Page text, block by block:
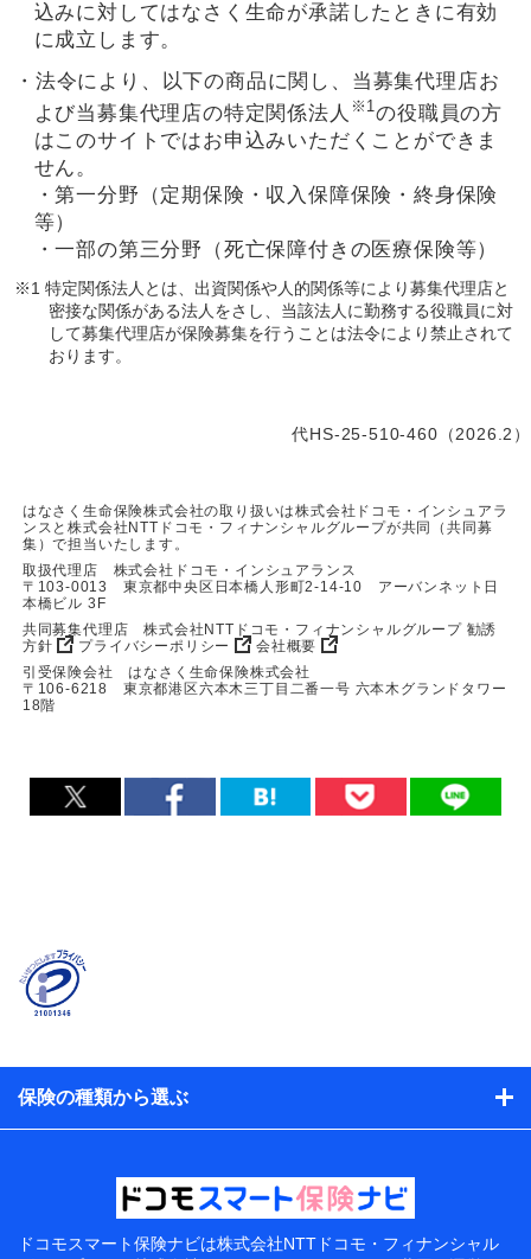
込みに対してはなさく生命が承諾したときに有効
に成立します。
・法令により、以下の商品に関し、当募集代理店お
よび当募集代理店の特定関係法人 ※1 の役職員の方
はこのサイトではお申込みいただくことができま
せん。
・第一分野（定期保険・収入保障保険・終身保険
等）
・一部の第三分野（死亡保障付きの医療保険等）
※1 特定関係法人とは、出資関係や人的関係等により募集代理店と
密接な関係がある法人をさし、当該法人に勤務する役職員に対
して募集代理店が保険募集を行うことは法令により禁止されて
おります。
代HS-25-510-460（2026.2）
はなさく生命保険株式会社の取り扱いは株式会社ドコモ・インシュアラ
ンスと株式会社NTTドコモ・フィナンシャルグループが共同（共同募
集）で担当いたします。
取扱代理店 株式会社ドコモ・インシュアランス
〒103-0013 東京都中央区日本橋人形町2-14-10 アーバンネット日
本橋ビル 3F
共同募集代理店 株式会社NTTドコモ・フィナンシャルグループ 勧誘
方針
プライバシーポリシー
会社概要
引受保険会社 はなさく生命保険株式会社
〒106-6218 東京都港区六本木三丁目二番一号 六本木グランドタワー
18階
保険の種類から選ぶ
ドコモスマート保険ナビは株式会社NTTドコモ・フィナンシャル